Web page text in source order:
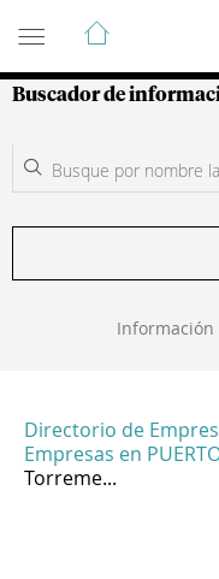
Guía de
Buscador de
Directorio de
Empresas en
Torreme...